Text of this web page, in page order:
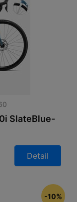
SlateBlue-
Detail
-10%